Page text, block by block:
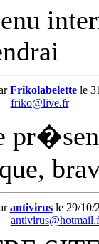
Frikolabelettele
friko@live.fr
antivirusle 29/10/